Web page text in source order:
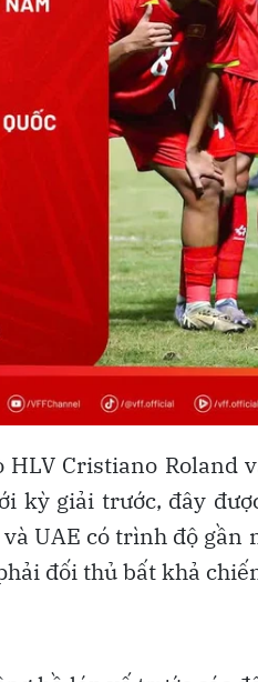
Cristiano Roland
kỳ giải trước, đây
UAE có trình độ
đối thủ bất khả